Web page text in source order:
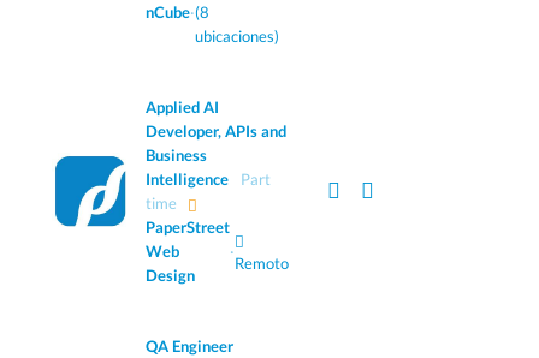
nCube·(8
ubicaciones)
Applied AI
Developer, APIs and
Business
Intelligence
Part
time
PaperStreet
Web
Design
·
Remoto
QA Engineer